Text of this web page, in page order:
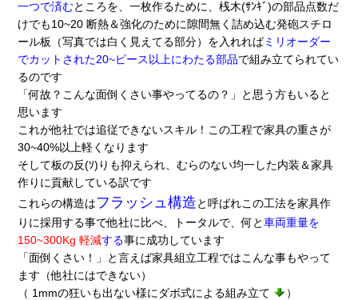
一つで済むところを、一枚作るために、桟木(ｻﾝｷﾞ)の部品点数だ
けでも10~20 断熱＆強化のために隙間無く詰め込む発砲スチロ
ール板（写真では白く見えてる部分）を入れればミリオーダー
でカットされた20~ピース以上にわたる部品で組み立てられてい
るのです
「何故？こんな面倒くさい事やってるの？」と思う方もいると
思います
これが他社では追従できないスキル！この工程で家具の重さが
30~40%以上軽くなります
そして板の反(ｿ)りも抑えられ、むらのない均一した内装＆家具
作りに貢献している訳です
これらの構造はフラッシュ構造と呼ばれこの工法を家具作
りに採用する事で他社に比べ、トータルで、何と車両重量を
150~300Kg 軽減する事に成功しています
「面倒くさい！」と言えば家具組立工程ではこんな事もやって
ます（他社にはできない）
（ 1mmの狂いも出ない様にダボ式による組み立て
）